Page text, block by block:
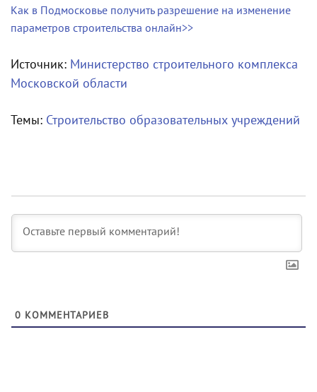
Как в Подмосковье получить разрешение на изменение
параметров строительства онлайн>>
Источник: Министерство строительного комплекса
Московской области
Темы: Строительство образовательных учреждений
0 КОММЕНТАРИЕВ